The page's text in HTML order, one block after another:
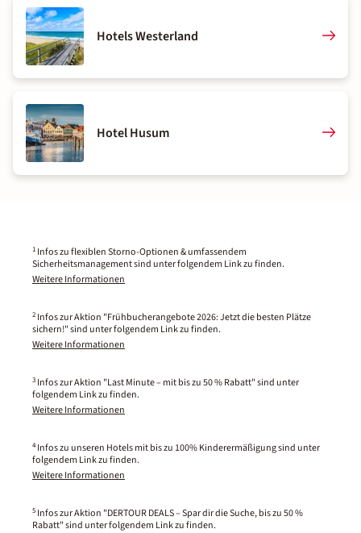
Hotels Westerland
Hotel Husum
1 Infos zu flexiblen Storno-Optionen & umfassendem
Sicherheitsmanagement sind unter folgendem Link zu finden.
Weitere Informationen
2 Infos zur Aktion "Frühbucherangebote 2026: Jetzt die besten Plätze
sichern!" sind unter folgendem Link zu finden.
Weitere Informationen
3 Infos zur Aktion "Last Minute – mit bis zu 50 % Rabatt" sind unter
folgendem Link zu finden.
Weitere Informationen
4 Infos zu unseren Hotels mit bis zu 100% Kinderermäßigung sind unter
folgendem Link zu finden.
Weitere Informationen
5 Infos zur Aktion "DERTOUR DEALS – Spar dir die Suche, bis zu 50 %
Rabatt" sind unter folgendem Link zu finden.